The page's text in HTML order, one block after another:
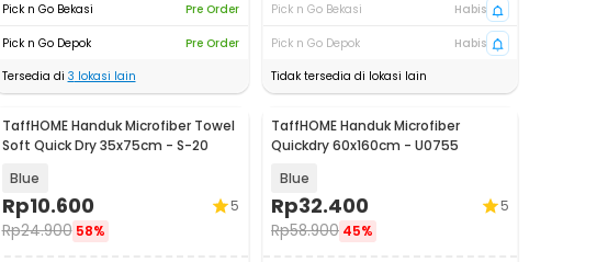
Pick n Go Bekasi
Pre Order
Pick n Go Depok
Pre Order
Tersedia di 3 lokasi lain
Pick n Go Bekasi
Habis
Pick n Go Depok
Habis
Tidak tersedia di lokasi lain
TaffHOME Handuk Microfiber Towel
Soft Quick Dry 35x75cm - S-20
Blue
Rp10.600
Rp24.900 58%
5
TaffHOME Handuk Microfiber
Quickdry 60x160cm - U0755
Blue
Rp32.400
Rp58.900 45%
5